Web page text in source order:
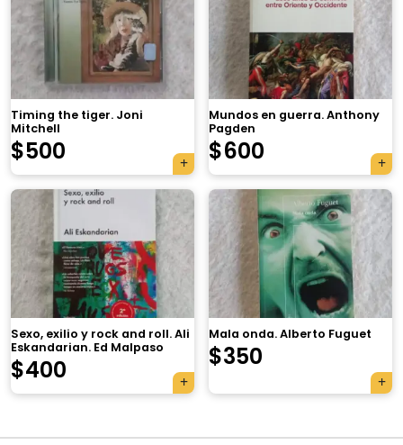
Timing the tiger. Joni
Mitchell
$500
Mundos en guerra. Anthony
Pagden
$600
Sexo, exilio y rock and roll. Ali
Eskandarian. Ed Malpaso
$400
Mala onda. Alberto Fuguet
$350
×
Tu carrito está vacío.
Agregá un producto y aparecerá acá
automáticamente.